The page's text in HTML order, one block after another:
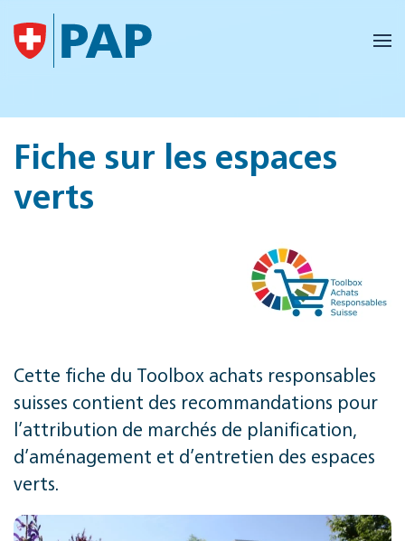
Accéder au contenu principal
Fiche sur les espaces
verts
Cette fiche du Toolbox achats responsables
suisses contient des recommandations pour
l’attribution de marchés de planification,
d’aménagement et d’entretien des espaces
verts.